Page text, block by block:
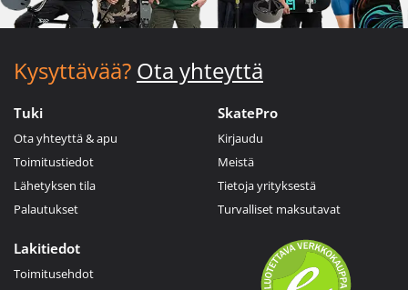
Kysyttävää? Ota yhteyttä
Tuki
Ota yhteyttä & apu
Toimitustiedot
Lähetyksen tila
Palautukset
SkatePro
Kirjaudu
Meistä
Tietoja yrityksestä
Turvalliset maksutavat
Lakitiedot
Toimitusehdot